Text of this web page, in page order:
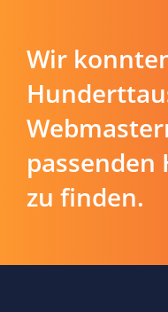
Wir
zu finden.